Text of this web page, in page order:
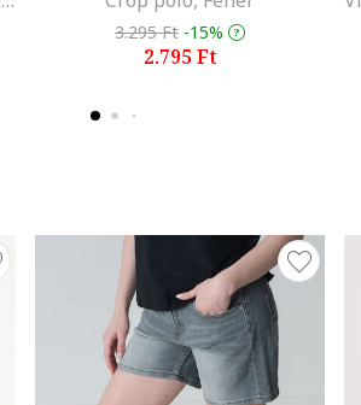
3.295 Ft -15%
2.795 Ft